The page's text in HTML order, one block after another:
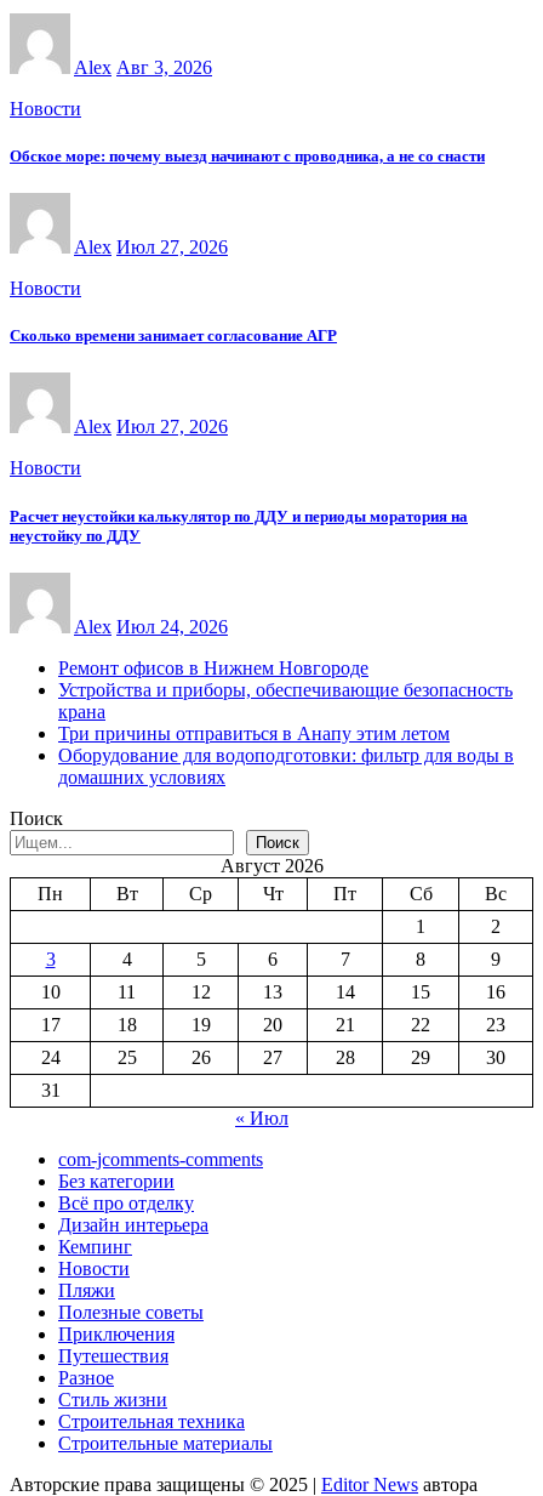
Alex Авг 3, 2026
Новости
Обское море: почему выезд начинают с проводника, а не со снасти
Alex Июл 27, 2026
Новости
Сколько времени занимает согласование АГР
Alex Июл 27, 2026
Новости
Расчет неустойки калькулятор по ДДУ и периоды моратория на
неустойку по ДДУ
Alex Июл 24, 2026
Ремонт офисов в Нижнем Новгороде
Устройства и приборы, обеспечивающие безопасность
крана
Три причины отправиться в Анапу этим летом
Оборудование для водоподготовки: фильтр для воды в
домашних условиях
Поиск
Поиск
Август 2026
Пн
Вт Ср Чт Пт Сб
Вс
1
2
3
4 5 6 7 8
9
10
11 12 13 14 15
16
17
18 19 20 21 22
23
24
25 26 27 28 29
30
31
« Июл
com-jcomments-comments
Без категории
Всё про отделку
Дизайн интерьера
Кемпинг
Новости
Пляжи
Полезные советы
Приключения
Путешествия
Разное
Стиль жизни
Строительная техника
Строительные материалы
Авторские права защищены © 2025 | Editor News автора